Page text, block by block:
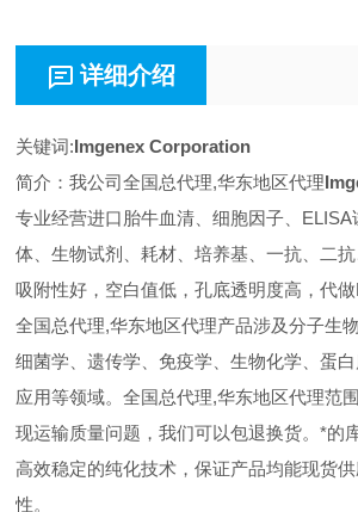
详细介绍
关键词:Imgenex Corporation
简介：我公司全国总代理,华东地区代理
专业经营进口胎牛血清、细胞因子、
体、生物试剂、耗材、培养基、一抗、二抗
吸附性好，空白值低，孔底透明度高，代做
全国总代理,华东地区代理产品涉及分子生
细菌学、遗传学、免疫学、生物化学、蛋
应用等领域。全国总代理,华东地区代理范
现运输质量问题，我们可以包退换货。*的
高效稳定的纯化技术，保证产品均能现货
性。